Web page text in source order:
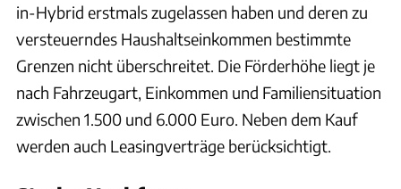
in-Hybrid erstmals zugelassen haben und deren zu
versteuerndes Haushaltseinkommen bestimmte
Grenzen nicht überschreitet. Die Förderhöhe liegt je
nach Fahrzeugart, Einkommen und Familiensituation
zwischen 1.500 und 6.000 Euro. Neben dem Kauf
werden auch Leasingverträge berücksichtigt.